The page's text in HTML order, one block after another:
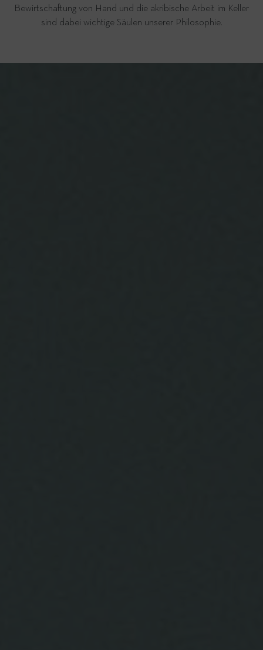
Bewirtschaftung von Hand und die akribische Arbeit im Keller
sind dabei wichtige Säulen unserer Philosophie.